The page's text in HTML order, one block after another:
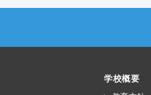
学校概要